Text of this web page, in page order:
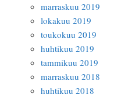
marraskuu 2019
lokakuu 2019
toukokuu 2019
huhtikuu 2019
tammikuu 2019
marraskuu 2018
huhtikuu 2018